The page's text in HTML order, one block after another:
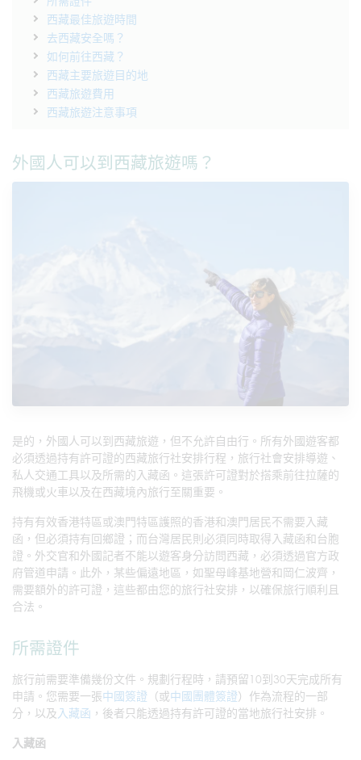
西藏最佳旅遊時間
去西藏安全嗎？
如何前往西藏？
西藏主要旅遊目的地
西藏旅遊費用
西藏旅遊注意事項
外國人可以到西藏旅遊嗎？
是的，外國人可以到西藏旅遊，但不允許自由行。所有外國遊客都
必須透過持有許可證的西藏旅行社安排行程，旅行社會安排導遊、
私人交通工具以及所需的入藏函。這張許可證對於搭乘前往拉薩的
飛機或火車以及在西藏境內旅行至關重要。
持有有效香港特區或澳門特區護照的香港和澳門居民不需要入藏
函，但必須持有回鄉證；而台灣居民則必須同時取得入藏函和台胞
證。外交官和外國記者不能以遊客身分訪問西藏，必須透過官方政
府管道申請。此外，某些偏遠地區，如聖母峰基地營和岡仁波齊，
需要額外的許可證，這些都由您的旅行社安排，以確保旅行順利且
合法。
所需證件
旅行前需要準備幾份文件。規劃行程時，請預留10到30天完成所有
申請。您需要一張中國簽證 （或中國團體簽證）作為流程的一部
分，以及 入藏函 ，後者只能透過持有許可證的當地旅行社安排。
入藏函